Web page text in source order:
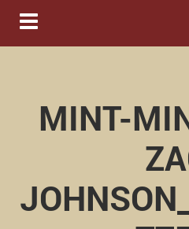
Navigation ein-/ausblenden
MINT-